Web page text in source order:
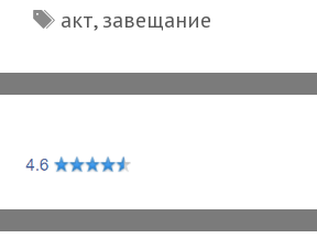
Tags
акт,завещание